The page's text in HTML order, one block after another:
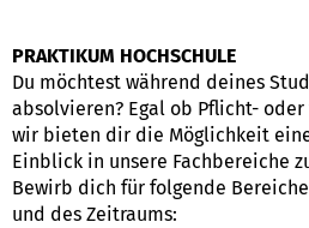
PRAKTIKUM HOCHSCHULE
Du möchtest während deines
absolvieren? Egal ob Pflicht-
wir bieten dir die Möglichkeit
Einblick in unsere Fachbereiche
Bewirb dich für folgende
und des Zeitraums: